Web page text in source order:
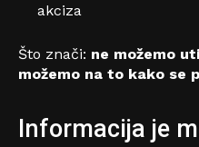
akciza
Što znači: ne možemo
možemo na to kako se
Informacija je